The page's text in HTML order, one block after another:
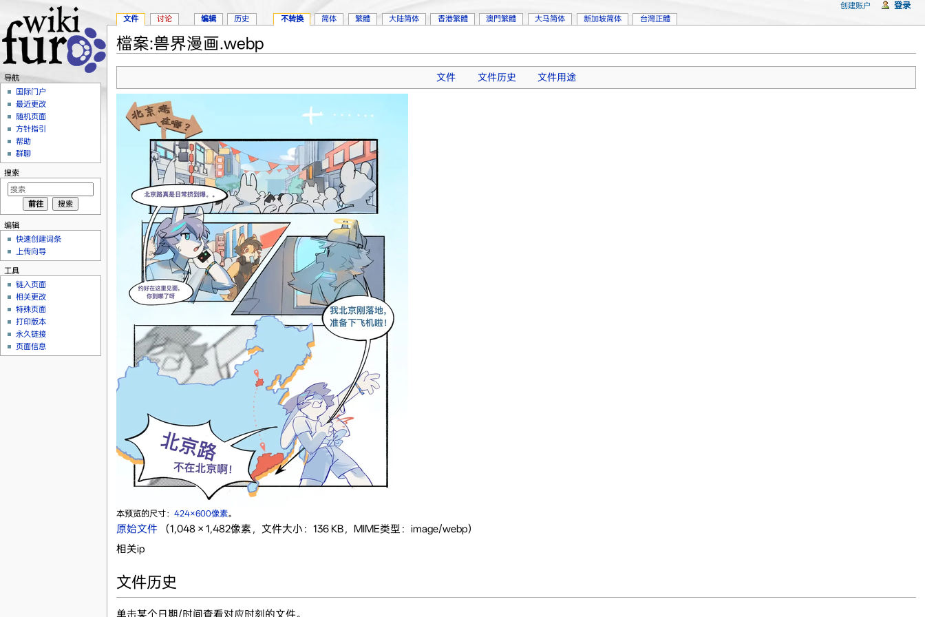
檔案:兽界漫画.webp
文件 文件历史 文件用途
本预览的尺寸： 424×600像素。
原始文件‎
（1,048 × 1,482像素，文件大小：136 KB，MIME类型：image/webp）
相关ip
文件历史
单击某个日期/时间查看对应时刻的文件。
文件 讨论 编辑 历史 不转换 简体 繁體 大陆简体 香港繁體 澳門繁體 大马简体 新加坡简体 台灣正體
创建账户 登录
导航
国际门户
最近更改
随机页面
方针指引
帮助
群聊
搜索
编辑
快速创建词条
上传向导
工具
链入页面
相关更改
特殊页面
打印版本
永久链接
页面信息